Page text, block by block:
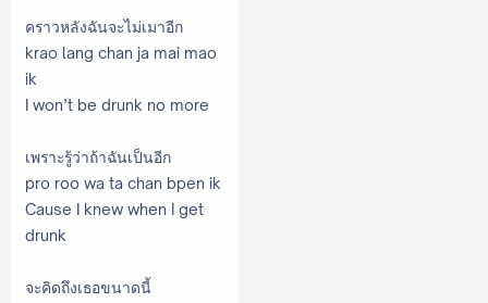
คราวหลังฉันจะไม่เมาอีก
krao lang chan ja mai mao
ik
I won’t be drunk no more
เพราะรู้ว่าถ้าฉันเป็นอีก
pro roo wa ta chan bpen ik
Cause I knew when I get
drunk
จะคิดถึงเธอขนาดนี้